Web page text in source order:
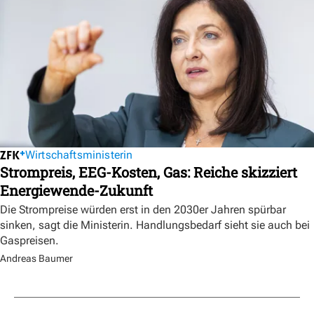
Wirtschaftsministerin
Strompreis, EEG-Kosten, Gas: Reiche skizziert
Energiewende-Zukunft
Die Strompreise würden erst in den 2030er Jahren spürbar
sinken, sagt die Ministerin. Handlungsbedarf sieht sie auch bei
Gaspreisen.
Andreas Baumer